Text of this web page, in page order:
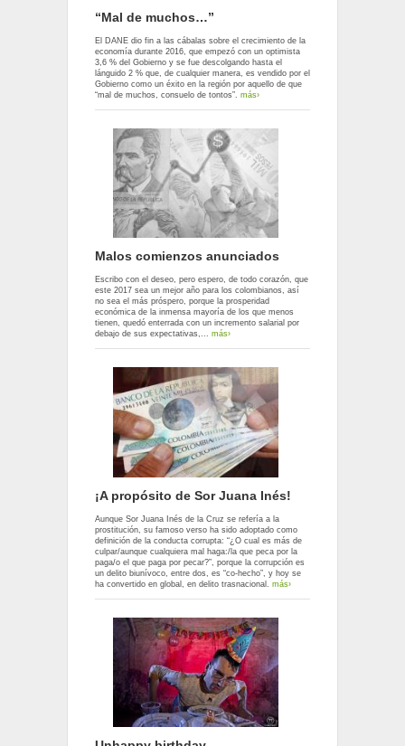
“Mal de muchos…”
El DANE dio fin a las cábalas sobre el crecimiento de la
economía durante 2016, que empezó con un optimista
3,6 % del Gobierno y se fue descolgando hasta el
lánguido 2 % que, de cualquier manera, es vendido por el
Gobierno como un éxito en la región por aquello de que
“mal de muchos, consuelo de tontos”. más›
Malos comienzos anunciados
Escribo con el deseo, pero espero, de todo corazón, que
este 2017 sea un mejor año para los colombianos, así
no sea el más próspero, porque la prosperidad
económica de la inmensa mayoría de los que menos
tienen, quedó enterrada con un incremento salarial por
debajo de sus expectativas,... más›
¡A propósito de Sor Juana Inés!
Aunque Sor Juana Inés de la Cruz se refería a la
prostitución, su famoso verso ha sido adoptado como
definición de la conducta corrupta: “¿O cual es más de
culpar/aunque cualquiera mal haga:/la que peca por la
paga/o el que paga por pecar?”, porque la corrupción es
un delito biunívoco, entre dos, es “co-hecho”, y hoy se
ha convertido en global, en delito trasnacional. más›